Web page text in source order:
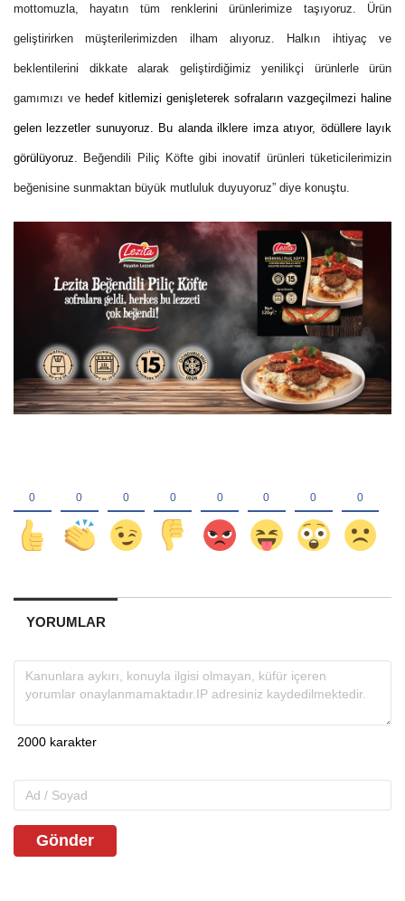
mottomuzla, hayatın tüm renklerini ürünlerimize taşıyoruz. Ürün
geliştirirken müşterilerimizden ilham alıyoruz. Halkın ihtiyaç ve
beklentilerini dikkate alarak geliştirdiğimiz yenilikçi ürünlerle ürün
gamımızı ve hedef kitlemizi genişleterek sofraların vazgeçilmezi haline
gelen lezzetler sunuyoruz. Bu alanda ilklere imza atıyor, ödüllere layık
görülüyoruz. Beğendili Piliç Köfte gibi inovatif ürünleri tüketicilerimizin
beğenisine sunmaktan büyük mutluluk duyuyoruz” diye konuştu.
YORUMLAR
Gönder